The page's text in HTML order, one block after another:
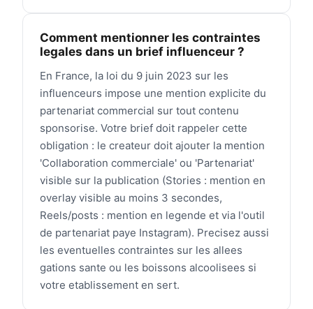
Comment mentionner les contraintes
legales dans un brief influenceur ?
En France, la loi du 9 juin 2023 sur les
influenceurs impose une mention explicite du
partenariat commercial sur tout contenu
sponsorise. Votre brief doit rappeler cette
obligation : le createur doit ajouter la mention
'Collaboration commerciale' ou 'Partenariat'
visible sur la publication (Stories : mention en
overlay visible au moins 3 secondes,
Reels/posts : mention en legende et via l'outil
de partenariat paye Instagram). Precisez aussi
les eventuelles contraintes sur les allees
gations sante ou les boissons alcoolisees si
votre etablissement en sert.